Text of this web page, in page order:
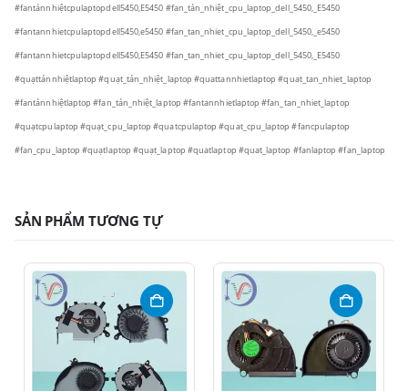
#fantảnnhiệtcpulaptopdell5450,E5450 #fan_tản_nhiệt_cpu_laptop_dell_5450,_E5450
#fantannhietcpulaptopdell5450,e5450 #fan_tan_nhiet_cpu_laptop_dell_5450,_e5450
#fantannhietcpulaptopdell5450,E5450 #fan_tan_nhiet_cpu_laptop_dell_5450,_E5450
#quạttảnnhiệtlaptop #quạt_tản_nhiệt_laptop #quattannhietlaptop #quat_tan_nhiet_laptop
#fantảnnhiệtlaptop #fan_tản_nhiệt_laptop #fantannhietlaptop #fan_tan_nhiet_laptop
#quạtcpulaptop #quạt_cpu_laptop #quatcpulaptop #quat_cpu_laptop #fancpulaptop
#fan_cpu_laptop #quạtlaptop #quạt_laptop #quatlaptop #quat_laptop #fanlaptop #fan_laptop
SẢN PHẨM TƯƠNG TỰ